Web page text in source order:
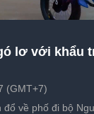
lơ với khẩu
(GMT+7)
về phố đi bộ